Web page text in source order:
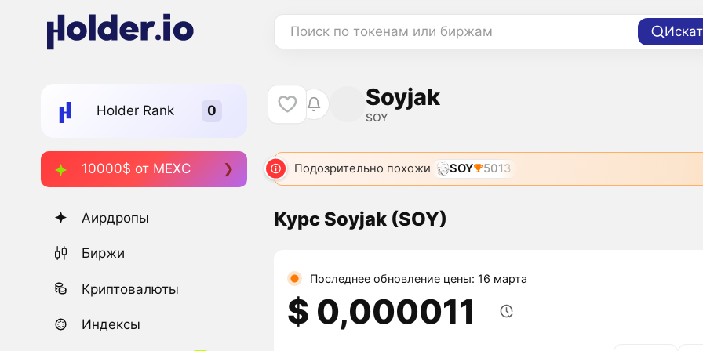
Поиск по токенам или биржам
Holder Rank
10000$ от MEXC
Аирдропы
Биржи
Криптовалюты
Индексы
Soyjak
SOY
Подозрительно похожи SOY 5013
Курс Soyjak (SOY)
Последнее обновление цены: 16 марта
$ 0,000011